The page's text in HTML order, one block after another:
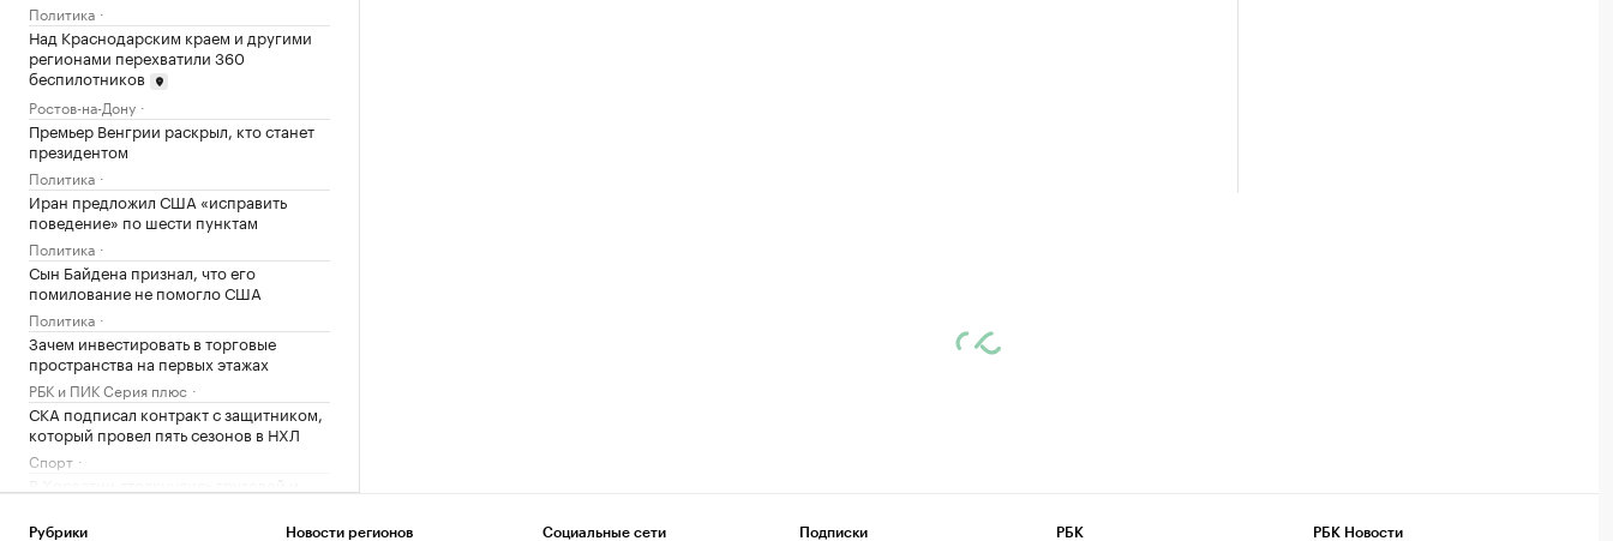
Политика
Над Краснодарским краем и другими
регионами перехватили 360
беспилотников
Ростов-на-Дону
Премьер Венгрии раскрыл, кто станет
президентом
Политика
Иран предложил США «исправить
поведение» по шести пунктам
Политика
Сын Байдена признал, что его
помилование не помогло США
Политика
Зачем инвестировать в торговые
пространства на первых этажах
РБК и ПИК Серия плюс
СКА подписал контракт с защитником,
который провел пять сезонов в НХЛ
Спорт
Общество
Рубрики Новости регионов Социальные сети Подписки РБК РБК Новости